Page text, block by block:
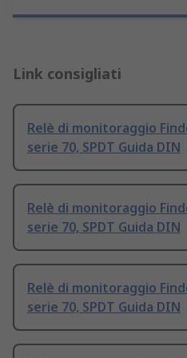
Link consigliati
Relè di monitoraggio
serie 70, SPDT Guida DIN
Relè di monitoraggio
serie 70, SPDT Guida DIN
Relè di monitoraggio
serie 70, SPDT Guida DIN